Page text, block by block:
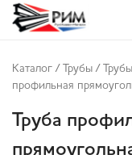
Каталог / Трубы /
профильная
Труба